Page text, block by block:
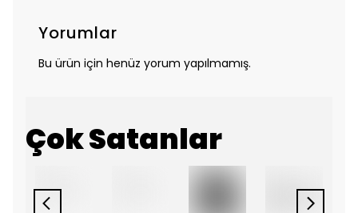
Yorumlar
Bu ürün için henüz yorum yapılmamış.
Çok Satanlar